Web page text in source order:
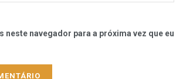
neste navegador para a próxima vez que eu